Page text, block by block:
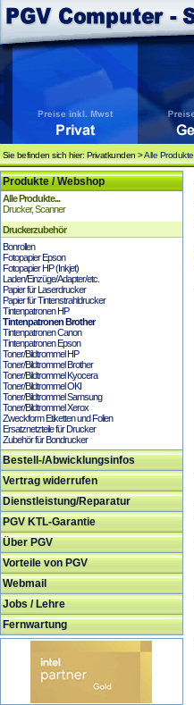
Sie befinden sich hier: Privatkunden >Alle Produkte
Produkte / Webshop
Alle Produkte...
Drucker, Scanner
Druckerzubehör
Bonrollen
Fotopapier Epson
Fotopapier HP (Inkjet)
Laden/Einzüge/Adapter/etc.
Papier für Laserdrucker
Papier für Tintenstrahldrucker
Tintenpatronen HP
Tintenpatronen Brother
Tintenpatronen Canon
Tintenpatronen Epson
Toner/Bildtrommel HP
Toner/Bildtrommel Brother
Toner/Bildtrommel Kyocera
Toner/Bildtrommel OKI
Toner/Bildtrommel Samsung
Toner/Bildtrommel Xerox
Zweckform Etiketten und Folien
Ersatznetzteile für Drucker
Zubehör für Bondrucker
Bestell-/Abwicklungsinfos
Vertrag widerrufen
Dienstleistung/Reparatur
PGV KTL-Garantie
Über PGV
Vorteile von PGV
Webmail
Jobs / Lehre
Fernwartung